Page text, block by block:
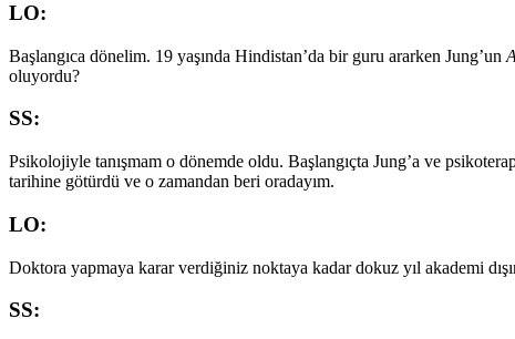
LO:
Başlangıca dönelim. 19 yaşında Hindistan’da bir guru ararken Jung’un
oluyordu?
SS:
Psikolojiyle tanışmam o dönemde oldu. Başlangıçta Jung’a ve
tarihine götürdü ve o zamandan beri oradayım.
LO:
Doktora yapmaya karar verdiğiniz noktaya kadar dokuz yıl akademi
SS: